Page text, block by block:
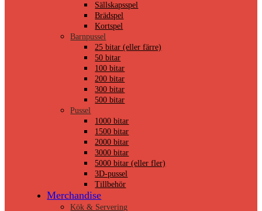
Sällskapsspel
Brädspel
Kortspel
Barnpussel
25 bitar (eller färre)
50 bitar
100 bitar
200 bitar
300 bitar
500 bitar
Pussel
1000 bitar
1500 bitar
2000 bitar
3000 bitar
5000 bitar (eller fler)
3D-pussel
Tillbehör
Merchandise
Kök & Servering